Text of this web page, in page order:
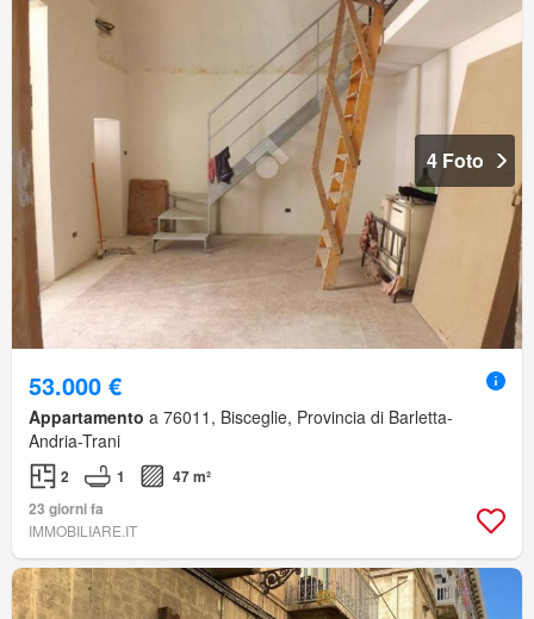
4 Foto
53.000 €
Appartamento a 76011, Bisceglie, Provincia di Barletta-
Andria-Trani
2 1
47 m²
23 giorni fa
IMMOBILIARE.IT